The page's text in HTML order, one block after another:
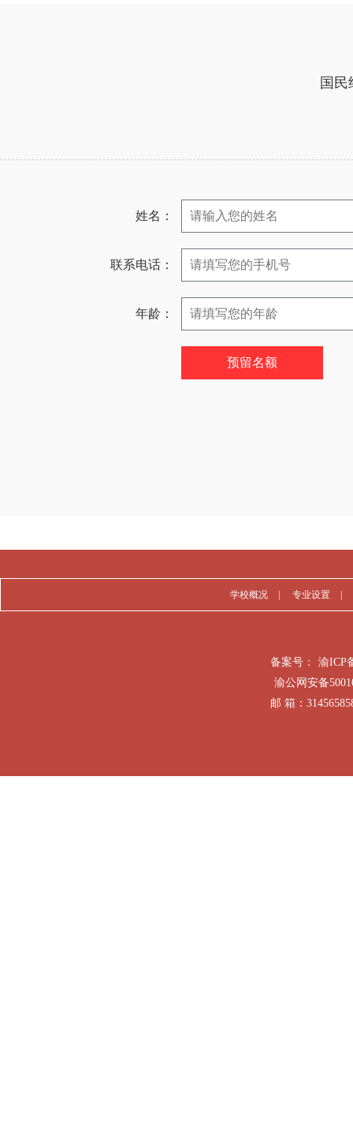
国
姓名：
联系电话：
年龄：
学校概况 专业设置
备案号：
渝ICP
渝公网安备
邮 箱：